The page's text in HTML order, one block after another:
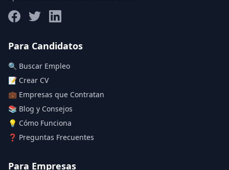
Deja vacío para "sin límite"
Aplicar filtros
Para Candidatos
🔍 Buscar Empleo
📝 Crear CV
💼 Empresas que Contratan
📚 Blog y Consejos
💡 Cómo Funciona
❓ Preguntas Frecuentes
Para Empresas